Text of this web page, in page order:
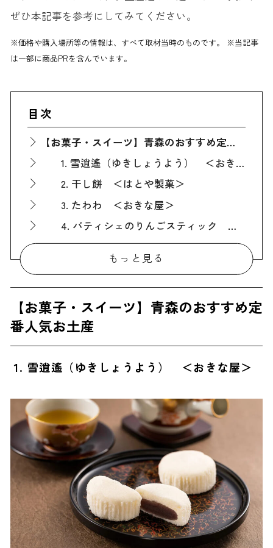
ぜひ本記事を参考にしてみてください。
※価格や購入場所等の情報は、すべて取材当時のものです。 ※当記事
は一部に商品PRを含んでいます。
目次
【お菓子・スイーツ】青森のおすすめ定番人気お土産
1. 雪逍遙（ゆきしょうよう） ＜おきな屋＞
2. 干し餅 ＜はとや製菓＞
3. たわわ ＜おきな屋＞
4. パティシェのりんごスティック ＜ラグノオ＞
5. 林檎けんぴ ＜マキュレハウス＞
7. 津軽万歳 ＜おきな屋＞
8. にんにくせんべい ＜ラグノオ＞
9. なかよし ＜花万食品＞
10. つがる漬け ＜鎌田屋商店＞
【雑貨】青森のかわいい定番人気お土産
13. 津軽びいどろ ＜北洋硝子＞
14. 津軽塗 ＜青森県漆器協同組合連合会＞
ばらまき用に最適！青森のおすすめ人気お土産
15. 密閉搾り あおもりねぶた ＜JAアオレン＞
16. ねぷた煎餅 ＜渋川の津軽せんべい＞
もっと見る
【お菓子・スイーツ】青森のおすすめ定
番人気お土産
1. 雪逍遙（ゆきしょうよう） ＜おきな屋＞